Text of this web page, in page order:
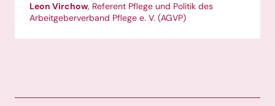
Leon Virchow, Referent Pflege und Politik des
Arbeitgeberverband Pflege e. V. (AGVP)